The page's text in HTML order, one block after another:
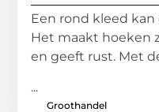
Een rond kleed
Het maakt hoeken
en geeft rust. Met
...
Groothandel